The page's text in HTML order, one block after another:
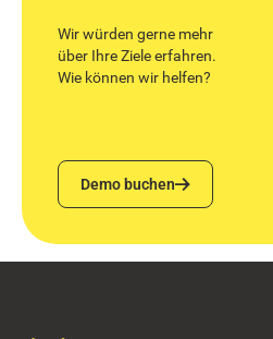
Wir würden gerne mehr
über Ihre Ziele erfahren.
Wie können wir helfen?
Demo buchen
Demo buchen